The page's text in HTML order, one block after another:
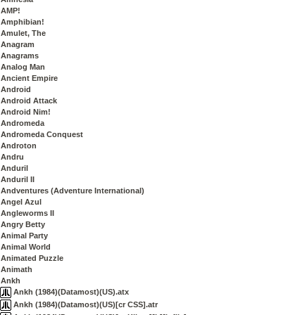
AMP!
Amphibian!
Amulet, The
Anagram
Anagrams
Analog Man
Ancient Empire
Android
Android Attack
Android Nim!
Andromeda
Andromeda Conquest
Androton
Andru
Anduril
Anduril II
Andventures (Adventure International)
Angel Azul
Angleworms II
Angry Betty
Animal Party
Animal World
Animated Puzzle
Animath
Ankh
Ankh (1984)(Datamost)(US).atx
Ankh (1984)(Datamost)(US)[cr CSS].atr